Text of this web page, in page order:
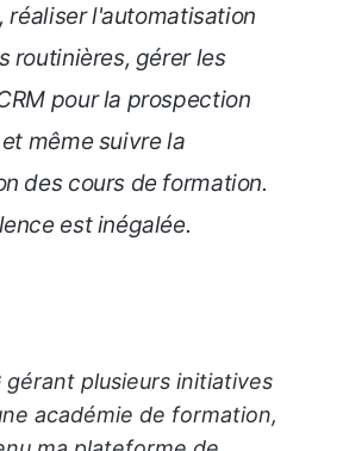
réaliser l'automatisation
routinières, gérer les
pour la prospection
même suivre la
des cours de formation.
est inégalée.
gérant plusieurs initiatives
académie de formation,